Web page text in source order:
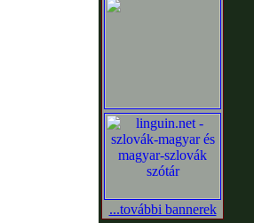
...további bannerek